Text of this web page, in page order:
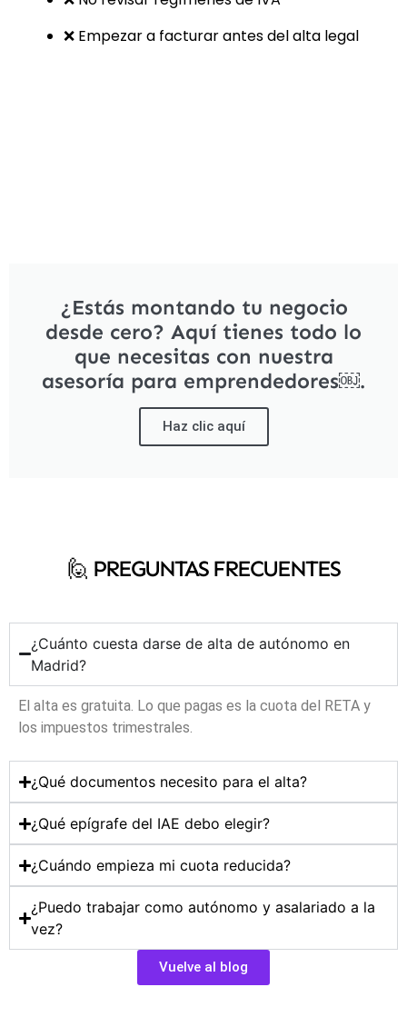
❌ Empezar a facturar antes del alta legal
¿Estás montando tu negocio
desde cero? Aquí tienes todo lo
que necesitas con nuestra
asesoría para emprendedores￼.
Haz clic aquí
🙋‍ PREGUNTAS FRECUENTES
¿Cuánto cuesta darse de alta de autónomo en
Madrid?
El alta es gratuita. Lo que pagas es la cuota del RETA y
los impuestos trimestrales.
¿Qué documentos necesito para el alta?
¿Qué epígrafe del IAE debo elegir?
¿Cuándo empieza mi cuota reducida?
¿Puedo trabajar como autónomo y asalariado a la
vez?
Vuelve al blog